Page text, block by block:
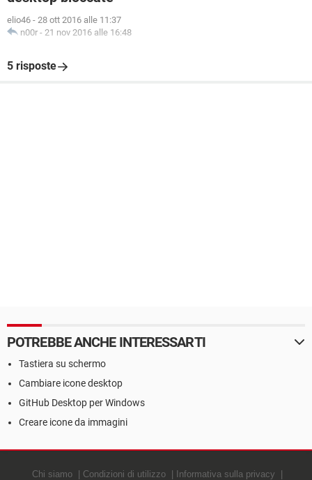
elio46 - 28 ott 2016 alle 11:37
n00r - 21 nov 2016 alle 16:48
5 risposte
POTREBBE ANCHE INTERESSARTI
Tastiera su schermo
Cambiare icone desktop
GitHub Desktop per Windows
Creare icone da immagini
Chi siamo Condizioni di utilizzo Informativa sulla privacy